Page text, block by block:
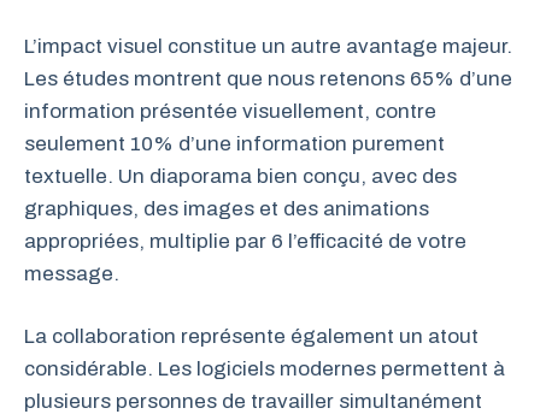
L’impact visuel constitue un autre avantage majeur.
Les études montrent que nous retenons 65% d’une
information présentée visuellement, contre
seulement 10% d’une information purement
textuelle. Un diaporama bien conçu, avec des
graphiques, des images et des animations
appropriées, multiplie par 6 l’efficacité de votre
message.
La collaboration représente également un atout
considérable. Les logiciels modernes permettent à
plusieurs personnes de travailler simultanément